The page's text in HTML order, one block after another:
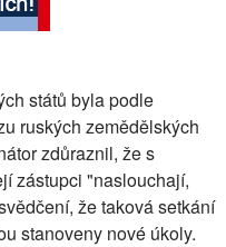
států byla podle
ruských zemědělských
zdůraznil, že s
zástupci "naslouchají,
že taková setkání
stanoveny nové úkoly.